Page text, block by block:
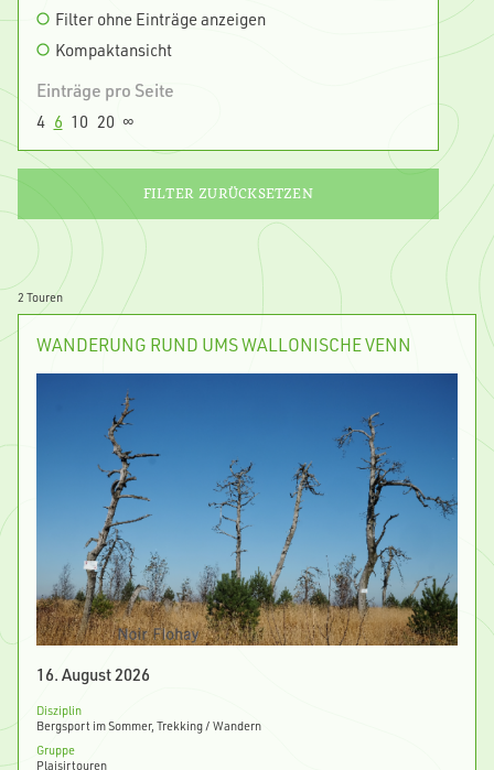
Filter ohne Einträge anzeigen
Kompaktansicht
Einträge pro Seite
4 6 10 20 ∞
FILTER ZURÜCKSETZEN
2 Touren
WANDERUNG RUND UMS WALLONISCHE VENN
16. August 2026
Disziplin
Bergsport im Sommer, Trekking / Wandern
Gruppe
Plaisirtouren